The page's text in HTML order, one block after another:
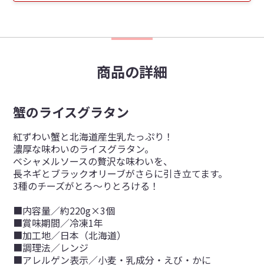
商品の詳細
蟹のライスグラタン
紅ずわい蟹と北海道産生乳たっぷり！
濃厚な味わいのライスグラタン。
ベシャメルソースの贅沢な味わいを、
長ネギとブラックオリーブがさらに引き立てます。
3種のチーズがとろ～りとろける！
■内容量／約220g×3個
■賞味期間／冷凍1年
■加工地／日本（北海道）
■調理法／レンジ
■アレルゲン表示／小麦・乳成分・えび・かに